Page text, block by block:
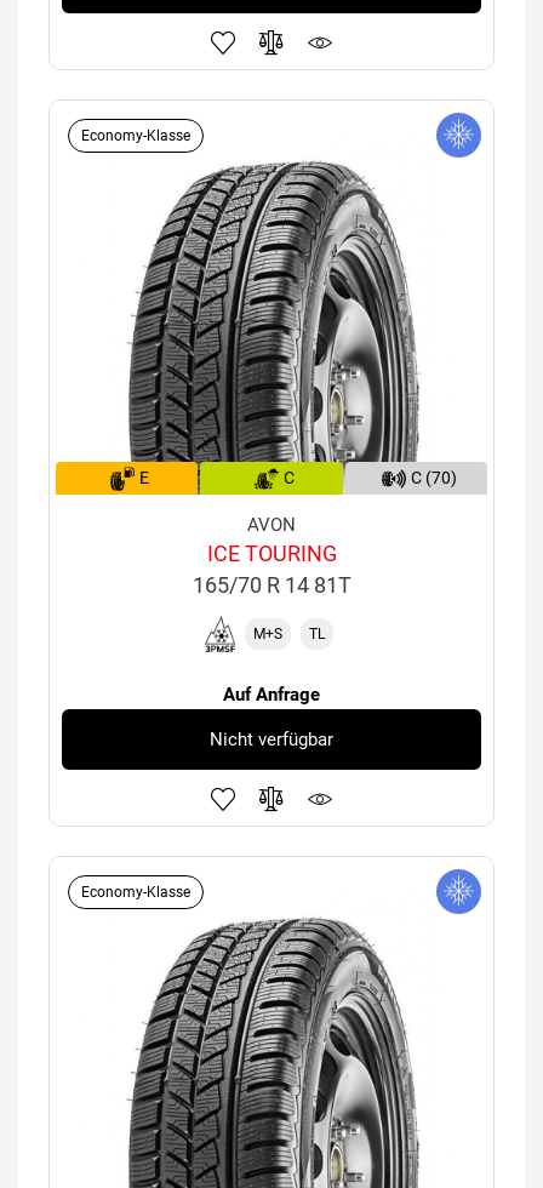
Economy-Klasse
E C C (70)
AVON
ICE TOURING
165/70 R 14 81T
M+S TL
Auf Anfrage
Nicht verfügbar
Economy-Klasse